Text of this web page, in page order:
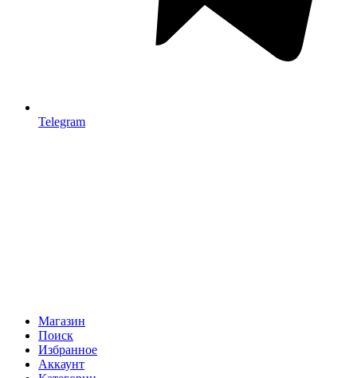
Telegram
Магазин
Поиск
Избранное
Аккаунт